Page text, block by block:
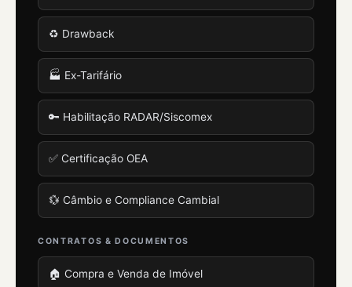
♻️ Drawback
🏭 Ex-Tarifário
🔑 Habilitação RADAR/Siscomex
✅ Certificação OEA
💱 Câmbio e Compliance Cambial
CONTRATOS & DOCUMENTOS
🏠 Compra e Venda de Imóvel